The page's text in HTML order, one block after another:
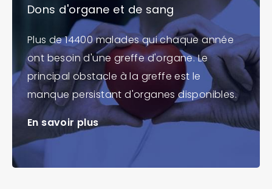
Dons d'organe et de sang
Plus de 14400 malades qui chaque année
ont besoin d'une greffe d'organe. Le
principal obstacle à la greffe est le
manque persistant d'organes disponibles.
En savoir plus